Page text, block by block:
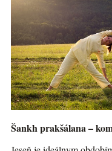
Šankh prakšálana –